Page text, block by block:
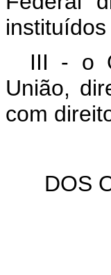
III - o
União,
com
DOS